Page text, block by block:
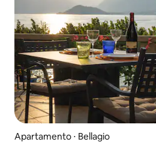
Apartamento ⋅ Bellagio